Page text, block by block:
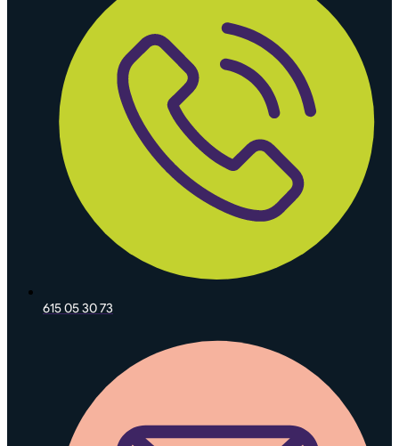
615 05 30 73